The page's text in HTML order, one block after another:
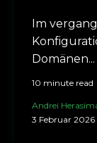
Im
Domänen...
10 minute read
Andrei
3 Februar 2026